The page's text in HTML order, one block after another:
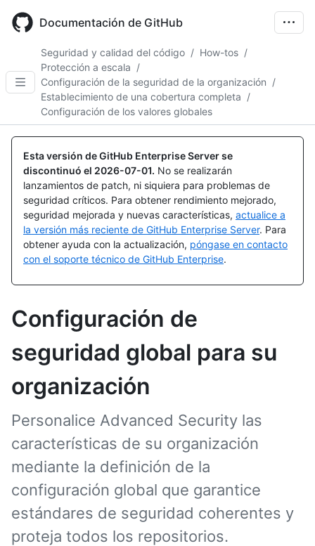
main
Documentación de GitHub
Seguridad y calidad del código / How-tos /
Protección a escala /
Configuración de la seguridad de la organización /
Establecimiento de una cobertura completa /
Configuración de los valores globales
Esta versión de GitHub Enterprise Server se
discontinuó el 2026-07-01. No se realizarán
lanzamientos de patch, ni siquiera para problemas de
seguridad críticos. Para obtener rendimiento mejorado,
seguridad mejorada y nuevas características, actualice a
la versión más reciente de GitHub Enterprise Server. Para
obtener ayuda con la actualización, póngase en contacto
con el soporte técnico de GitHub Enterprise.
Configuración de
seguridad global para su
organización
Personalice Advanced Security las
características de su organización
mediante la definición de la
configuración global que garantice
estándares de seguridad coherentes y
proteja todos los repositorios.